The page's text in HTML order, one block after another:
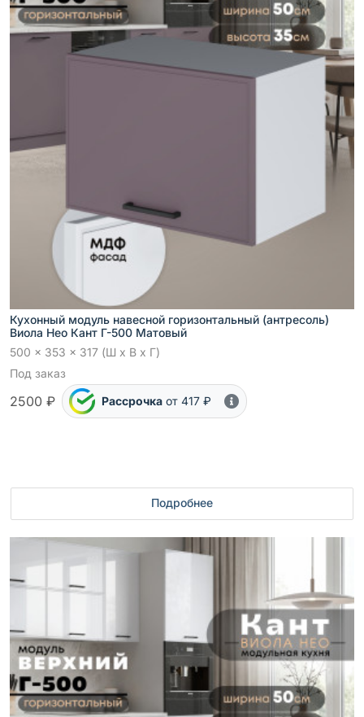
Кухонный модуль навесной горизонтальный (антресоль)
Виола Нео Кант Г-500 Матовый
500 x 353 x 317 (Ш x В x Г)
Под заказ
2500 ₽ Рассрочка от 417 ₽
Подробнее